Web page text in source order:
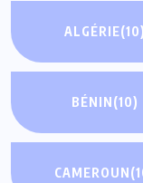
ALGÉRIE(10)
BÉNIN(10)
CAMEROUN